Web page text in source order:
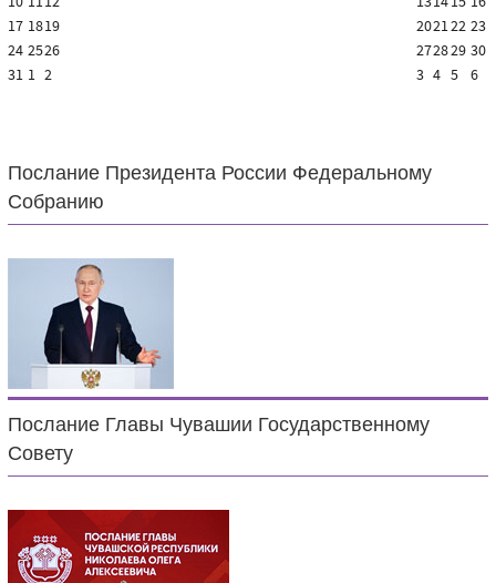
17 1819 202122 23
24 2526 272829 30
31 1 2 3 4 5 6
Послание Президента России Федеральному
Собранию
Послание Главы Чувашии Государственному
Совету